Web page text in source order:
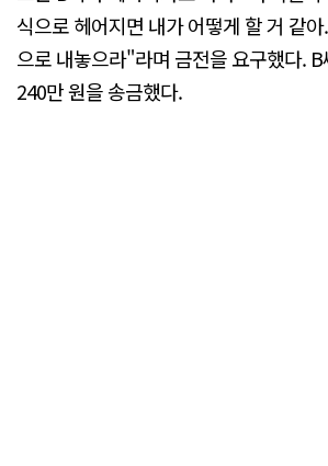
식으로 헤어지면 내가 어떻게 할 거 같
으로 내놓으라"라며 금전을 요구했다.
240만 원을 송금했다.